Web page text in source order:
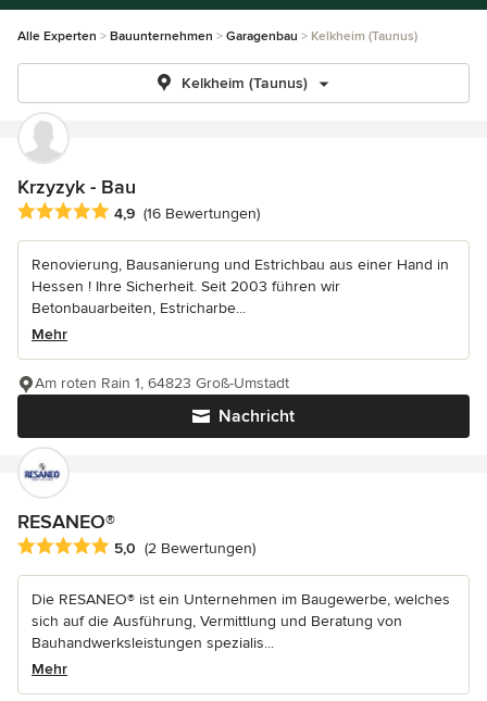
Alle Experten Bauunternehmen Garagenbau Kelkheim (Taunus)
Kelkheim (Taunus)
Krzyzyk - Bau
Durchschnittliche Bewertung: 4.9 von 5 Sternen
4,9 (16 Bewertungen)
Renovierung, Bausanierung und Estrichbau aus einer Hand in
Hessen ! Ihre Sicherheit. Seit 2003 führen wir
Betonbauarbeiten, Estricharbe...
Mehr
Nachricht
Am roten Rain 1, 64823 Groß-Umstadt
RESANEO®
Durchschnittliche Bewertung: 5 von 5 Sternen
5,0 (2 Bewertungen)
Die RESANEO® ist ein Unternehmen im Baugewerbe, welches
sich auf die Ausführung, Vermittlung und Beratung von
Bauhandwerksleistungen spezialis...
Mehr